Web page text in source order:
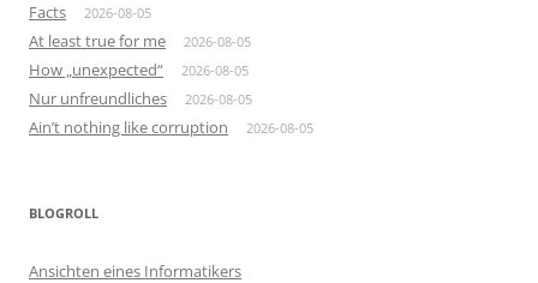
Facts 2026-08-05
At least true for me 2026-08-05
How „unexpected“ 2026-08-05
Nur unfreundliches 2026-08-05
Ain’t nothing like corruption 2026-08-05
BLOGROLL
Ansichten eines Informatikers